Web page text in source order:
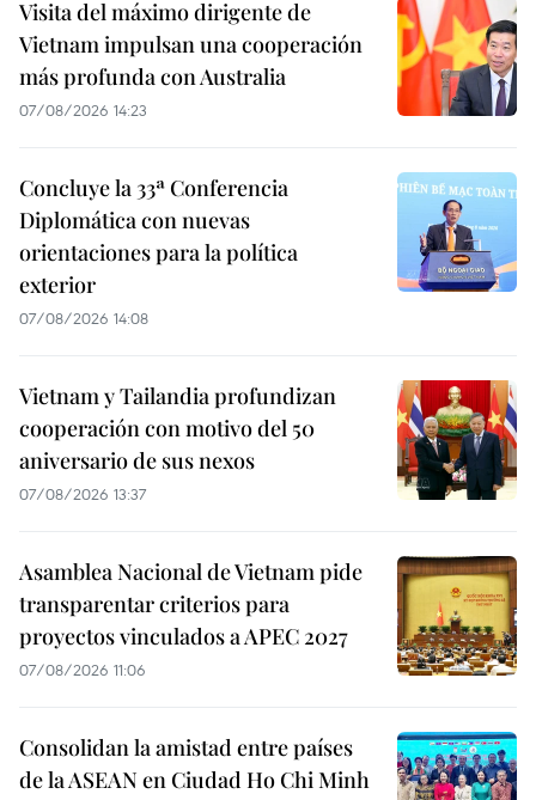
Visita del máximo dirigente de
Vietnam impulsan una cooperación
más profunda con Australia
07/08/2026 14:23
Concluye la 33ª Conferencia
Diplomática con nuevas
orientaciones para la política
exterior
07/08/2026 14:08
Vietnam y Tailandia profundizan
cooperación con motivo del 50
aniversario de sus nexos
07/08/2026 13:37
Asamblea Nacional de Vietnam pide
transparentar criterios para
proyectos vinculados a APEC 2027
07/08/2026 11:06
Consolidan la amistad entre países
de la ASEAN en Ciudad Ho Chi Minh